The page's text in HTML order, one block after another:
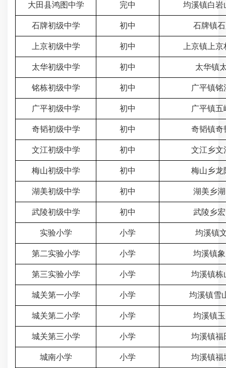
大田县鸿图中学 完中 均溪镇白岩
石牌初级中学 初中 石牌镇
上京初级中学 初中 上京镇上
太华初级中学 初中 太华镇
铭栋初级中学 初中 广平镇铭
广平初级中学 初中 广平镇五
奇韬初级中学 初中 奇韬镇奇
文江初级中学 初中 文江乡文
梅山初级中学 初中 梅山乡龙
湖美初级中学 初中 湖美乡
武陵初级中学 初中 武陵乡
实验小学 小学 均溪镇
第二实验小学 小学 均溪镇
第三实验小学 小学 均溪镇栋
城关第一小学 小学 均溪镇雪
城关第二小学 小学 均溪镇
城关第三小学 小学 均溪镇福
城南小学 小学 均溪镇福